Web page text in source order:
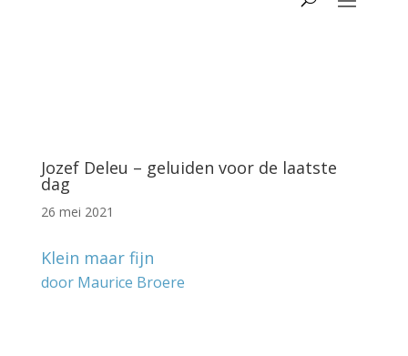
Jozef Deleu – geluiden voor de laatste
dag
26 mei 2021
Klein maar fijn
door Maurice Broere